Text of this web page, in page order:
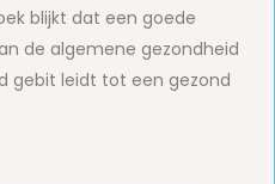
blijkt dat een goede
de algemene gezondheid
gebit leidt tot een gezond